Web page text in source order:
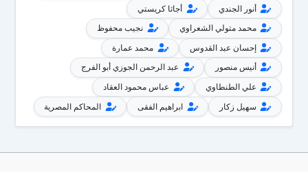
أنور الجندي
أجاثا كريستي
محمد متولي الشعراوي
نجيب محفوظ
إحسان عبد القدوس
محمد عمارة
أنيس منصور
عبد الرحمن الجوزي أبو الفرج
علي الطنطاوي
عباس محمود العقاد
سهيل زكار
ابراهيم الفقى المحاكم المصرية